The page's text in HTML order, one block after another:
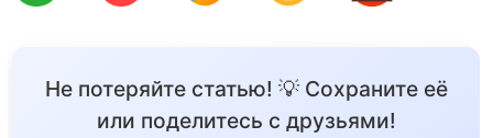
Не потеряйте статью! 💡 Сохраните её
или поделитесь с друзьями!